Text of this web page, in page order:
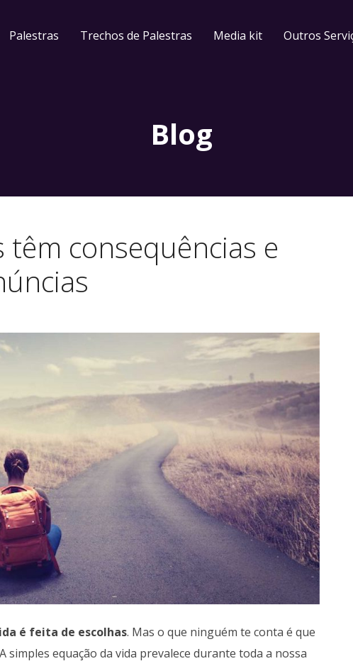
Palestras Trechos de Palestras Media kit Outros
Blog
têm consequências e
é feita de escolhas. Mas o que ninguém te conta é que
equação da vida prevalece durante toda a nossa